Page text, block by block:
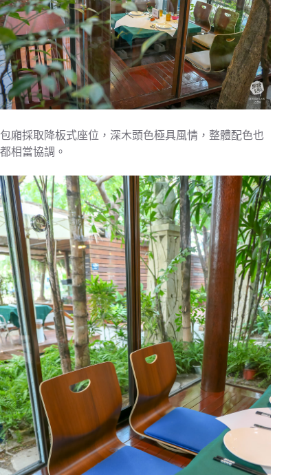
包廂採取降板式座位，深木頭色極具風情，整體配色也
都相當協調。